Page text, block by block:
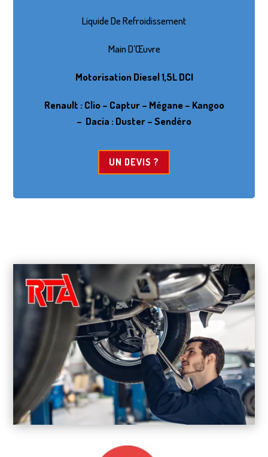
Liquide De Refroidissement
Main D’Œuvre
Motorisation Diesel 1,5L DCI
Renault : Clio – Captur – Mégane – Kangoo
– Dacia : Duster – Sendéro
UN DEVIS ?